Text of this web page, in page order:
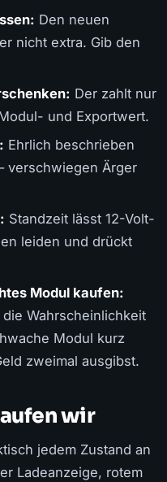
Den neuen
nicht extra. Gib den
Der zahlt nur
und Exportwert.
Ehrlich beschrieben
verschwiegen Ärger
Standzeit lässt 12-Volt-
leiden und drückt
Modul kaufen:
Wahrscheinlichkeit
Modul kurz
zweimal ausgibst.
wir
jedem Zustand an
Ladeanzeige, rotem